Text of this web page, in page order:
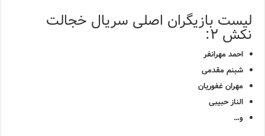
لیست بازیگران اصلی سریال خجالت
نکش ۲:
احمد مهرانفر
شبنم مقدمی
مهران غفوریان
الناز حبیبی
و…